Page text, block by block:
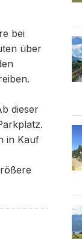
bei
über
dieser
in Kauf